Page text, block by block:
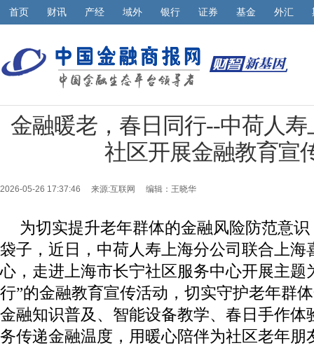
首页 财讯 产经 域外 银行 证券 基金 外汇
金融暖老，春日同行--中荷人
社区开展金融教育宣
2026-05-26 17:37:46 来源:互联网 编辑：王晓华
为切实提升老年群体的金融风险防范意
袋子，近日，中荷人寿上海分公司联合上海
心，走进上海市长宁社区服务中心开展主题
行”的金融教育宣传活动，切实守护老年群
金融知识普及、智能设备教学、春日手作体
务传递金融温度，用暖心陪伴为社区老年朋